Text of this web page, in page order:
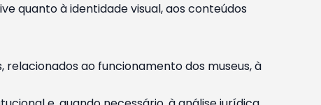
quanto à identidade visual, aos conteúdos
ao funcionamento dos museus, à